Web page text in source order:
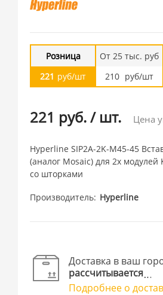
Розница
221 руб/шт
От 25 тыс. руб
210 руб/шт
221 руб./ шт. Цена
Hyperline SIP2A-2K-M45-45
(аналог Mosaic) для 2х модулей
со шторками
Производитель Hyperline
Доставка в ваш
рассчитывается
Подробнее о